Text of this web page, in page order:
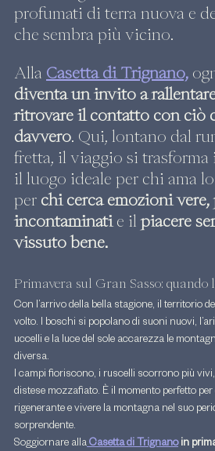
profumati di terra nuova e
che sembra più vicino.
Alla Casetta di Trignano,
diventa un invito a
ritrovare il contatto con ciò
davvero . Qui, lontano dal
fretta, il viaggio si trasforma
il luogo ideale per chi ama lo
per chi cerca emozioni vere,
incontaminati e il piacere
vissuto bene.
Primavera sul Gran Sasso: quando
Con l’arrivo della bella stagione, il territorio
volto. I boschi si popolano di suoni nuovi,
uccelli e la luce del sole accarezza le
diversa.
I campi fioriscono, i ruscelli scorrono più
distese mozzafiato. È il momento perfetto
rigenerante e vivere la montagna nel suo
sorprendente.
Soggiornare alla Casetta di Trignano in